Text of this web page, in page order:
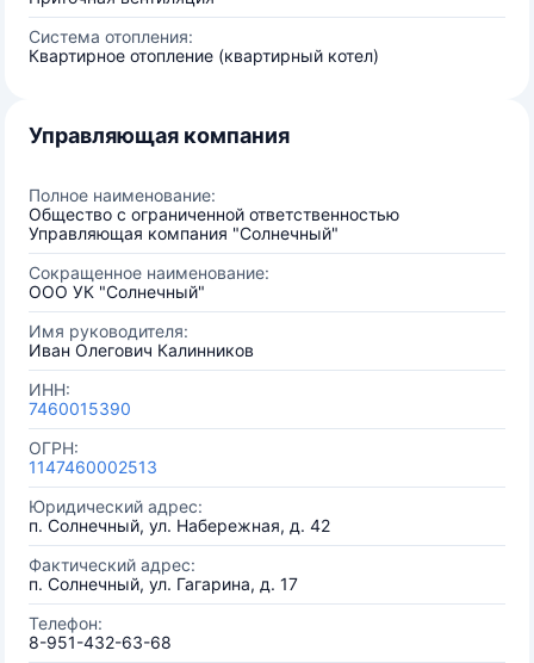
Система отопления:
Квартирное отопление (квартирный котел)
Управляющая компания
Полное наименование:
Общество с ограниченной ответственностью
Управляющая компания "Солнечный"
Сокращенное наименование:
ООО УК "Солнечный"
Имя руководителя:
Иван Олегович Калинников
ИНН:
7460015390
ОГРН:
1147460002513
Юридический адрес:
п. Солнечный, ул. Набережная, д. 42
Фактический адрес:
п. Солнечный, ул. Гагарина, д. 17
Телефон:
8-951-432-63-68